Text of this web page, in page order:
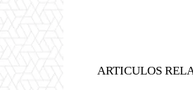
ARTICULOS